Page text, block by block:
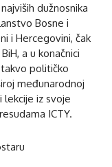
dužnosnika
Bosne i
i Hercegovini, čak
a u konačnici
političko
međunarodnoj
lekcije iz svoje
ICTY.